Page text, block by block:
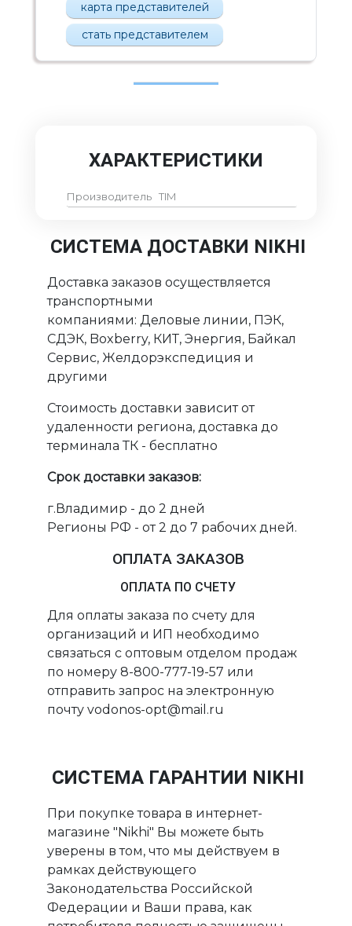
карта представителей
стать представителем
ХАРАКТЕРИСТИКИ
Производитель TIM
СИСТЕМА ДОСТАВКИ NIKHI
Доставка заказов осуществляется
транспортными
компаниями: Деловые линии, ПЭК,
СДЭК, Boxberry, КИТ, Энергия, Байкал
Сервис, Желдорэкспедиция и
другими
Стоимость доставки зависит от
удаленности региона, доставка до
терминала ТК - бесплатно
Срок доставки заказов:
г.Владимир - до 2 дней
Регионы РФ - от 2 до 7 рабочих дней.
ОПЛАТА ЗАКАЗОВ
ОПЛАТА ПО СЧЕТУ
Для оплаты заказа по счету для
организаций и ИП необходимо
связаться с оптовым отделом продаж
по номеру 8-800-777-19-57 или
отправить запрос на электронную
почту vodonos-opt@mail.ru
СИСТЕМА ГАРАНТИИ NIKHI
При покупке товара в интернет-
магазине "Nikhi" Вы можете быть
уверены в том, что мы действуем в
рамках действующего
Законодательства Российской
Федерации и Ваши права, как